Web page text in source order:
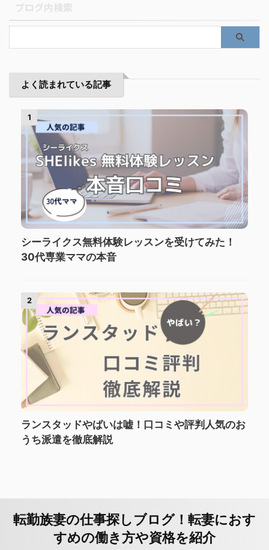
よく読まれている記事
1
シーライクス無料体験レッスンを受けてみた！
30代専業ママの本音
2
ランスタッドやばいは嘘！口コミや評判人気のお
うち派遣を徹底解説
転勤族妻の仕事探しブログ！転妻におす
すめの働き方や資格を紹介